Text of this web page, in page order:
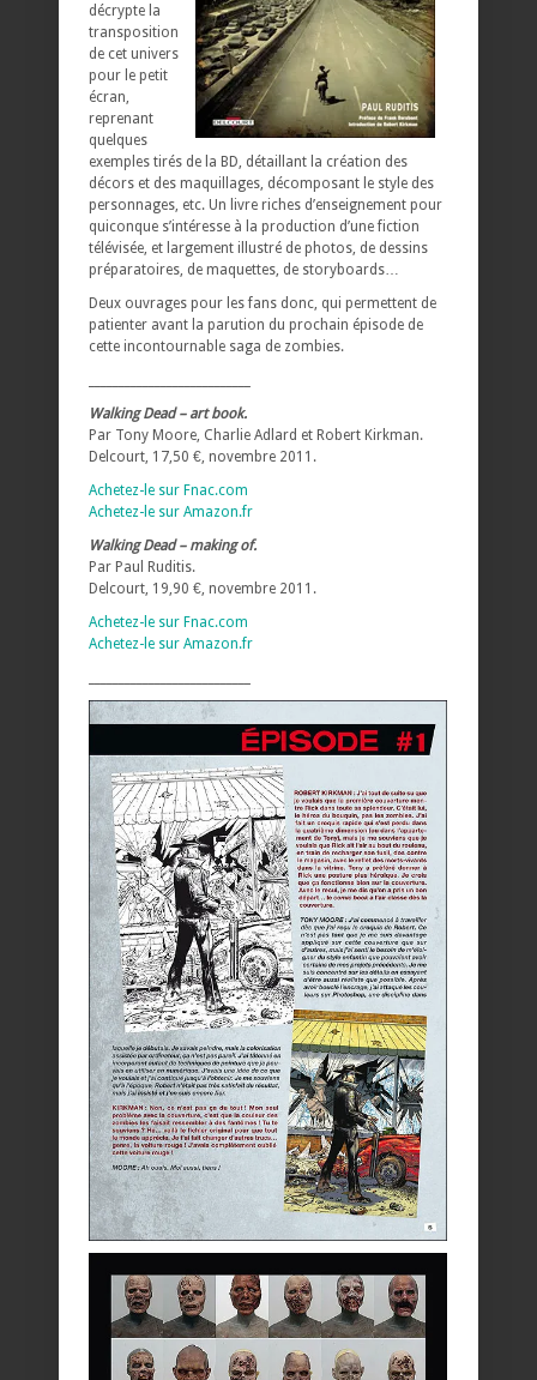
décrypte la
transposition
de cet univers
pour le petit
écran,
reprenant
quelques
exemples tirés de la BD, détaillant la création des
décors et des maquillages, décomposant le style des
personnages, etc. Un livre riches d’enseignement pour
quiconque s’intéresse à la production d’une fiction
télévisée, et largement illustré de photos, de dessins
préparatoires, de maquettes, de storyboards…
Deux ouvrages pour les fans donc, qui permettent de
patienter avant la parution du prochain épisode de
cette incontournable saga de zombies.
Walking Dead – art book.
Par Tony Moore, Charlie Adlard et Robert Kirkman.
Delcourt, 17,50 €, novembre 2011.
Achetez-le sur Fnac.com
Achetez-le sur Amazon.fr
Walking Dead – making of.
Par Paul Ruditis.
Delcourt, 19,90 €, novembre 2011.
Achetez-le sur Fnac.com
Achetez-le sur Amazon.fr